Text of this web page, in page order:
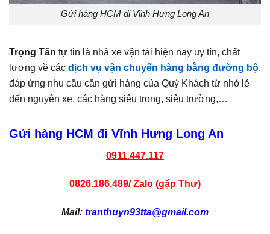
Gửi hàng HCM đi Vĩnh Hưng Long An
Trọng Tấn tự tin là nhà xe vận tải hiện nay uy tín, chất
lượng về các dịch vụ vận chuyển hàng bằng đường bộ,
đáp ứng nhu cầu cần gửi hàng của Quý Khách từ nhỏ lẻ
đến nguyên xe, các hàng siêu trọng, siêu trường,…
Gửi hàng HCM đi Vĩnh Hưng Long An
0911.447.117
0826.186.489/ Zalo (gặp Thư)
Mail: tranthuyn93tta@gmail.com